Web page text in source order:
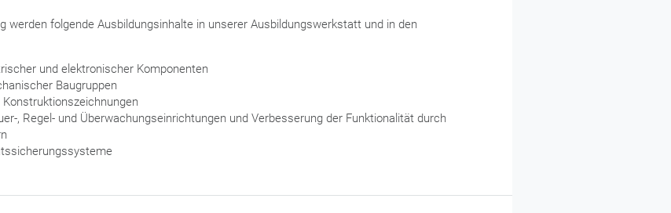
werden folgende Ausbildungsinhalte in unserer Ausbildungswerkstatt und in den
und elektronischer Komponenten
Baugruppen
, Regel- und Überwachungseinrichtungen und Verbesserung der Funktionalität durch